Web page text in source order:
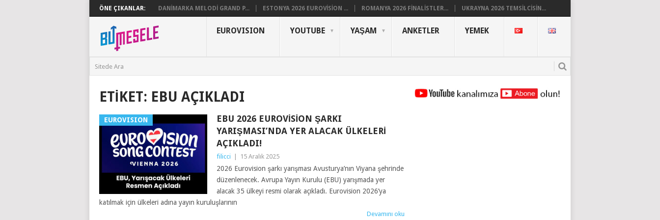
ÖNE ÇIKANLAR: DANIMARKA MELODI GRAND P... ESTONYA 2026 EUROVISION ... ROMANYA 2026 FINALISTLER... UKRAYNA 2026 TEMSILCISIN...
EUROVISION YOUTUBE YAŞAM ANKETLER YEMEK
ETIKET: EBU AÇIKLADI
EUROVISION
EBU 2026 EUROVISION ŞARKI
YARIŞMASI’NDA YER ALACAK ÜLKELERI
AÇIKLADI!
filicci 15 Aralık 2025
2026 Eurovision şarkı yarışması Avusturya’nın Viyana şehrinde
düzenlenecek. Avrupa Yayın Kurulu (EBU) yarışmada yer
alacak 35 ülkeyi resmi olarak açıkladı. Eurovision 2026’ya
katılmak için ülkeleri adına yayın kuruluşlarının
Devamını oku